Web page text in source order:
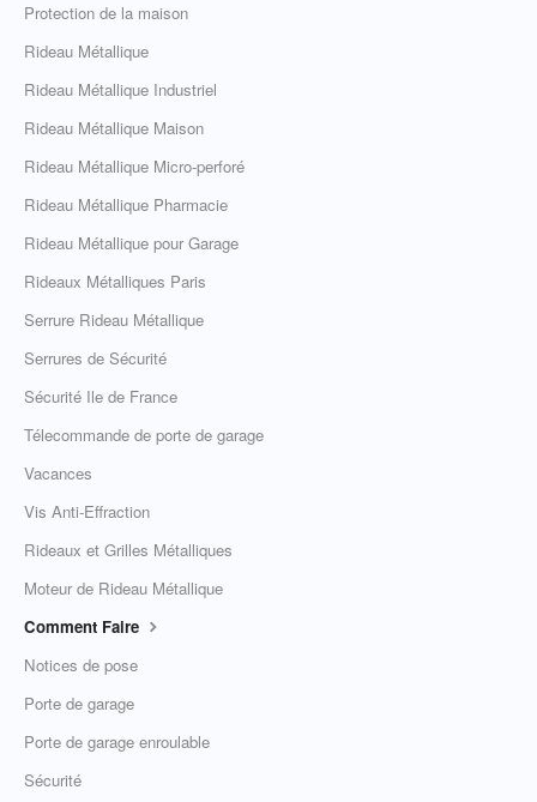
Protection de la maison
Rideau Métallique
Rideau Métallique Industriel
Rideau Métallique Maison
Rideau Métallique Micro-perforé
Rideau Métallique Pharmacie
Rideau Métallique pour Garage
Rideaux Métalliques Paris
Serrure Rideau Métallique
Serrures de Sécurité
Sécurité Ile de France
Télecommande de porte de garage
Vacances
Vis Anti-Effraction
Rideaux et Grilles Métalliques
Moteur de Rideau Métallique
Comment Faire
Notices de pose
Porte de garage
Porte de garage enroulable
Sécurité